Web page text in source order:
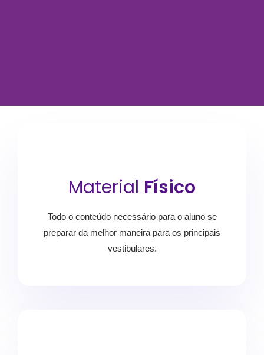
Material Físico
Todo o conteúdo necessário para o aluno se
preparar da melhor maneira para os principais
vestibulares.